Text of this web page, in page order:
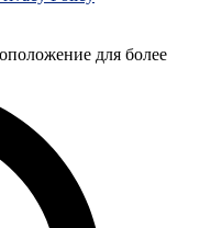
для более